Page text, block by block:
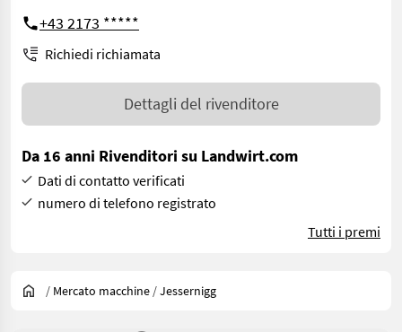
+43 2173 *****
Richiedi richiamata
Dettagli del rivenditore
Da 16 anni Rivenditori su Landwirt.com
Dati di contatto verificati
numero di telefono registrato
Tutti i premi
/ Mercato macchine /Jessernigg